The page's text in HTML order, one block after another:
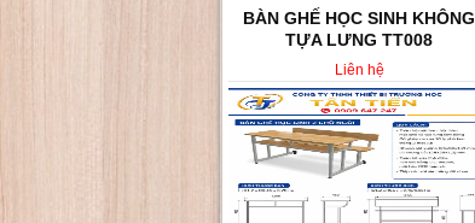
BÀN GHẾ HỌC SINH KHÔNG
TỰA LƯNG TT008
Liên hệ